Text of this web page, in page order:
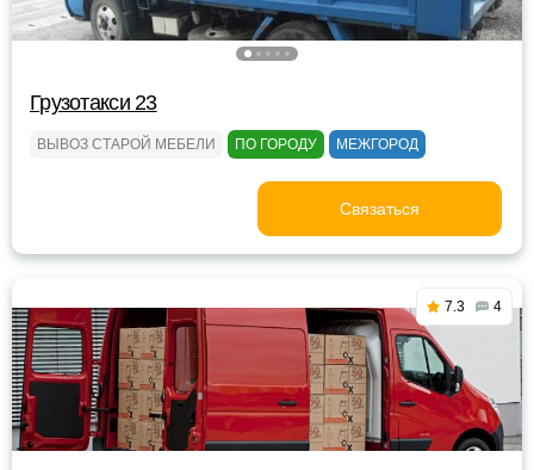
Грузотакси 23
ВЫВОЗ СТАРОЙ МЕБЕЛИ ПО ГОРОДУ МЕЖГОРОД
Связаться
7.3 4